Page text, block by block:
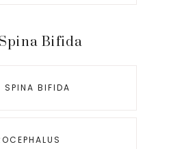
Bifida
SPINA BIFIDA